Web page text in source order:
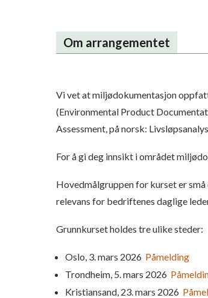
Om arrangementet
Vi vet at miljødokumentasjon
(Environmental Product
Assessment, på norsk:
For å gi deg innsikt i området
Hovedmålgruppen for kurset er
relevans for bedriftenes daglige
Grunnkurset holdes tre ulike steder:
Oslo, 3. mars 2026 Påmelding
Trondheim, 5. mars 2026
Kristiansand, 23. mars 2026